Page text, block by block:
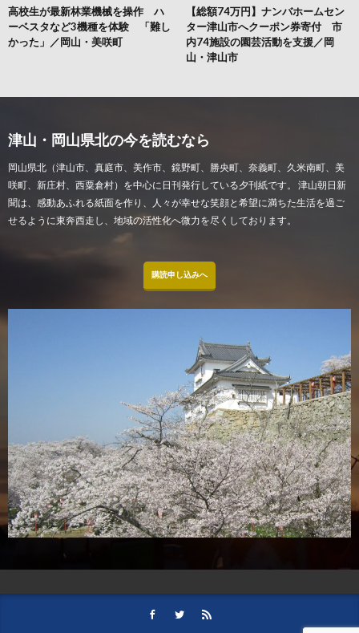
【総額74万円】ナンバホームセン
ター津山市へクーポン券寄付 市
内74施設の園芸活動を支援／岡
山・津山市
高校生が最新林業機械を操作 ハ
ーベスタなど3機種を体験 「難し
かった」／岡山・美咲町
津山・岡山県北の今を読むなら
岡山県北（津山市、真庭市、美作市、鏡野町、勝央町、奈義町、久米南町、美
咲町、新庄村、西粟倉村）を中心に日刊発行している夕刊紙です。 津山朝日新
聞は、感動あふれる紙面を作り、人々が幸せな笑顔と希望に満ちた生活を過ご
せるように東奔西走し、地域の活性化へ微力を尽くしております。
購読申し込みへ